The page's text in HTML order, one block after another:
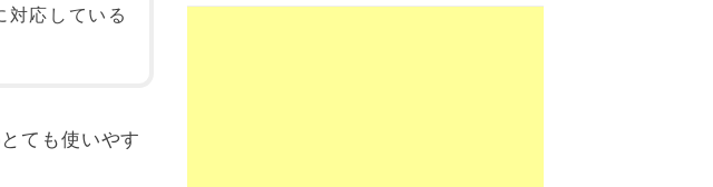
対応している
ても使いやす